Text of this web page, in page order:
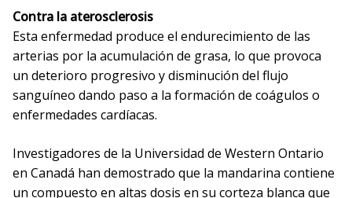
Contra la aterosclerosis
Esta enfermedad produce el endurecimiento de las
arterias por la acumulación de grasa, lo que provoca
un deterioro progresivo y disminución del flujo
sanguíneo dando paso a la formación de coágulos o
enfermedades cardíacas.
Investigadores de la Universidad de Western Ontario
en Canadá han demostrado que la mandarina contiene
un compuesto en altas dosis en su corteza blanca que